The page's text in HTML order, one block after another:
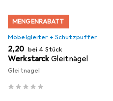
MENGENRABATT
Möbelgleiter + Schutzpuffer
EUR
2,20 bei 4 Stück
WerkstarckGleitnägel
Gleitnagel